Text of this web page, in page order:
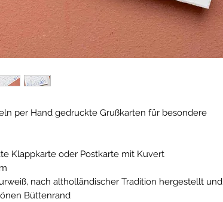
per Hand gedruckte Grußkarten für besondere
Klappkarte oder Postkarte mit Kuvert
nach altholländischer Tradition hergestellt und
Büttenrand